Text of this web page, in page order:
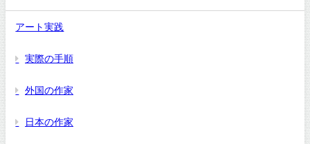
アート実践
実際の手順
外国の作家
日本の作家